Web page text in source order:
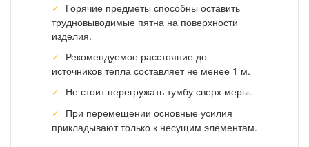
Горячие предметы способны оставить
трудновыводимые пятна на поверхности
изделия.
Рекомендуемое расстояние до
источников тепла составляет не менее 1 м.
Не стоит перегружать тумбу сверх меры.
При перемещении основные усилия
прикладывают только к несущим элементам.